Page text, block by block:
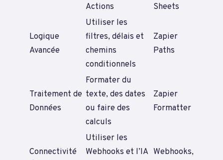
Actions
Sheets
Logique
Avancée
Utiliser les
filtres, délais et
chemins
conditionnels
Zapier
Paths
Traitement de
Données
Formater du
texte, des dates
ou faire des
calculs
Zapier
Formatter
Connectivité
Utiliser les
Webhooks et l’IA Webhooks,